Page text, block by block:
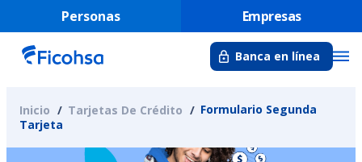
Personas Empresas
Banca en línea
Inicio Tarjetas De Crédito
Formulario Segunda
Tarjeta